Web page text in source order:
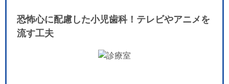
恐怖心に配慮した小児歯科！テレビやアニメを
流す工夫